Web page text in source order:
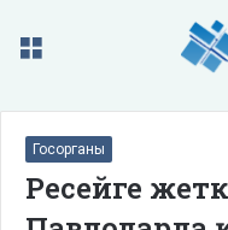
Меню
Госорганы
Ресейге